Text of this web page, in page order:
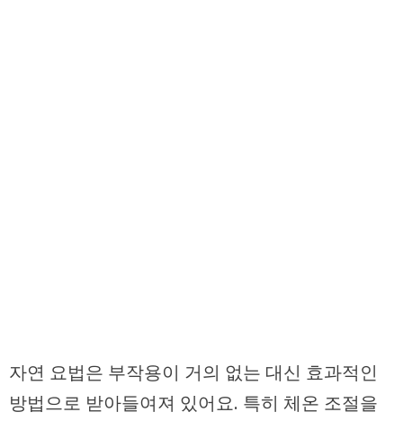
자연 요법은 부작용이 거의 없는 대신 효과적인
방법으로 받아들여져 있어요. 특히 체온 조절을